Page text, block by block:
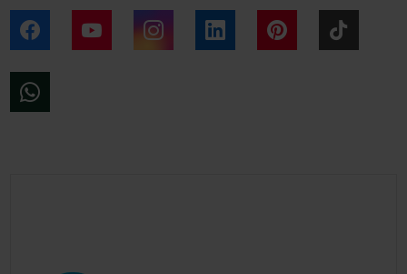
Facebook YouTube Instagram LinkedIn Pinterest